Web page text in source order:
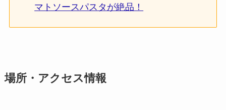
マトソースパスタが絶品！
場所・アクセス情報